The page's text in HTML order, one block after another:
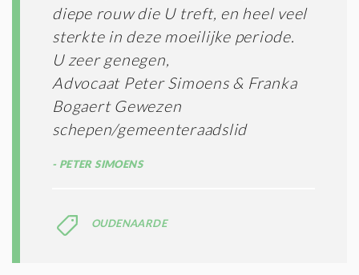
diepe rouw die U treft, en heel veel
sterkte in deze moeilijke periode.
U zeer genegen,
Advocaat Peter Simoens & Franka
Bogaert Gewezen
schepen/gemeenteraadslid
PETER SIMOENS
OUDENAARDE